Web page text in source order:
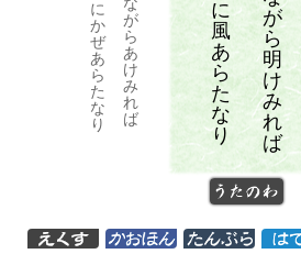
が
ら
明
け
み
れ
ば
に
風
あ
ら
た
な
り
な
が
ら
あ
け
み
れ
ば
に
か
ぜ
あ
ら
た
な
り
うたのわ